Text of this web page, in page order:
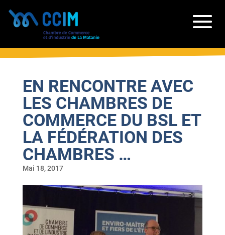
EN RENCONTRE AVEC
LES CHAMBRES DE
COMMERCE DU BSL ET
LA FÉDÉRATION DES
CHAMBRES …
Mai 18, 2017